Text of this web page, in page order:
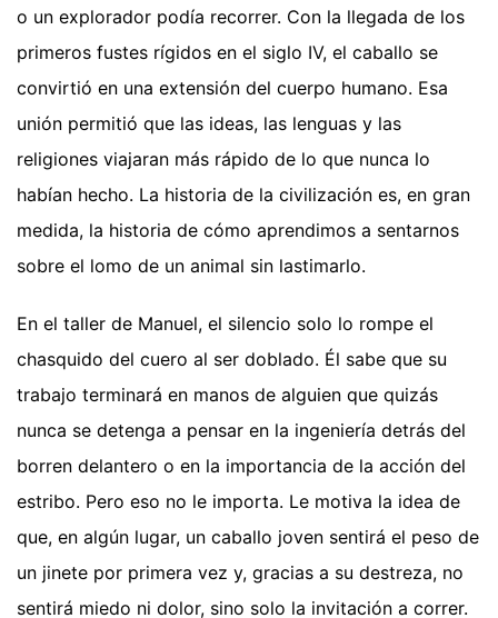
o un explorador podía recorrer. Con la llegada de los
primeros fustes rígidos en el siglo IV, el caballo se
convirtió en una extensión del cuerpo humano. Esa
unión permitió que las ideas, las lenguas y las
religiones viajaran más rápido de lo que nunca lo
habían hecho. La historia de la civilización es, en gran
medida, la historia de cómo aprendimos a sentarnos
sobre el lomo de un animal sin lastimarlo.
En el taller de Manuel, el silencio solo lo rompe el
chasquido del cuero al ser doblado. Él sabe que su
trabajo terminará en manos de alguien que quizás
nunca se detenga a pensar en la ingeniería detrás del
borren delantero o en la importancia de la acción del
estribo. Pero eso no le importa. Le motiva la idea de
que, en algún lugar, un caballo joven sentirá el peso de
un jinete por primera vez y, gracias a su destreza, no
sentirá miedo ni dolor, sino solo la invitación a correr.